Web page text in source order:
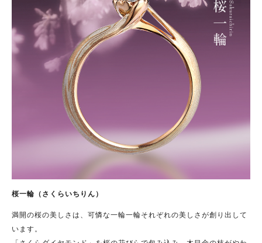
桜一輪（さくらいちりん）
満開の桜の美しさは、可憐な一輪一輪それぞれの美しさが創り出して
います。